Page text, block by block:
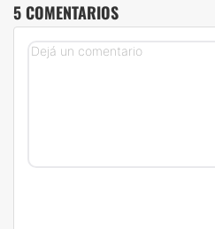
5 COMENTARIOS